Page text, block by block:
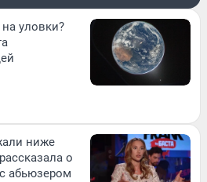
уловки?
ниже
о
абьюзером